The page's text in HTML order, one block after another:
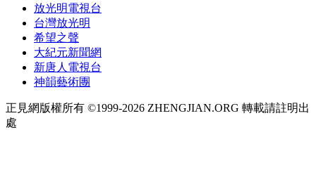
放光明電視台
台灣放光明
希望之聲
大紀元新聞網
新唐人電視台
神韻藝術團
正見網版權所有 ©1999-2026 ZHENGJIAN.ORG 轉載請註明出
處